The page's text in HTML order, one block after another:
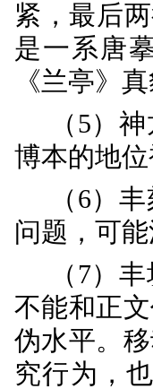
紧，最后
是一系唐
《兰亭》
（5）
博本的地
（6）
问题，可
（7）
不能和正
伪水平。
究行为，